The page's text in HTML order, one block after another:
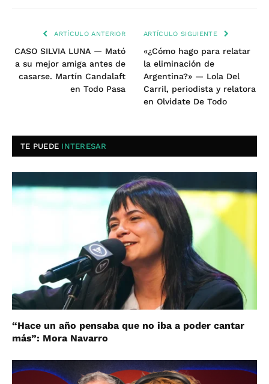
ARTÍCULO ANTERIOR
CASO SILVIA LUNA — Mató
a su mejor amiga antes de
casarse. Martín Candalaft
en Todo Pasa
ARTÍCULO SIGUIENTE
«¿Cómo hago para relatar
la eliminación de
Argentina?» — Lola Del
Carril, periodista y relatora
en Olvidate De Todo
TE PUEDE INTERESAR
“Hace un año pensaba que no iba a poder cantar
más”: Mora Navarro